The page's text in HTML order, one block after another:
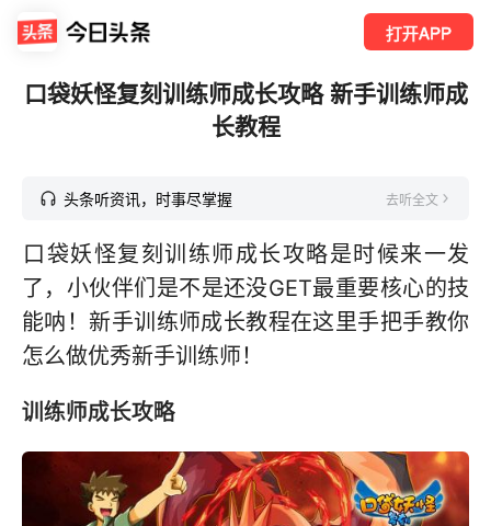
打开APP
口袋妖怪复刻训练师成长攻略 新手训练师成
长教程
头条听资讯，时事尽掌握 去听全文
口袋妖怪复刻训练师成长攻略是时候来一发
了，小伙伴们是不是还没GET最重要核心的技
能呐！新手训练师成长教程在这里手把手教你
怎么做优秀新手训练师！
训练师成长攻略